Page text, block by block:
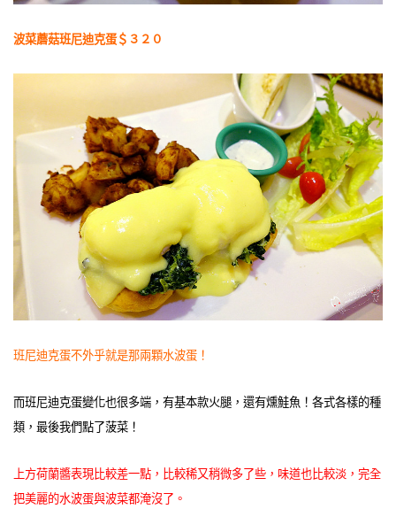
波菜蘑菇班尼迪克蛋＄３２０
班尼迪克蛋不外乎就是那兩顆水波蛋！
而班尼迪克蛋變化也很多端，有基本款火腿，還有燻鮭魚！各式各樣的種
類，最後我們點了菠菜！
上方荷蘭醬表現比較差一點，比較稀又稍微多了些，味道也比較淡，完全
把美麗的水波蛋與波菜都淹沒了。